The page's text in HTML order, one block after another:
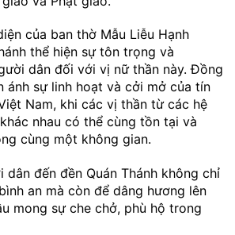
của ban thờ Mẫu Liễu Hạnh
thể hiện sự tôn trọng và
dân đối với vị nữ thần này. Đồng
ánh sự linh hoạt và cởi mở của tín
Nam, khi các vị thần từ các hệ
nhau có thể cùng tồn tại và
cùng một không gian.
dân đến đền Quán Thánh không chỉ
an mà còn để dâng hương lên
mong sự che chở, phù hộ trong